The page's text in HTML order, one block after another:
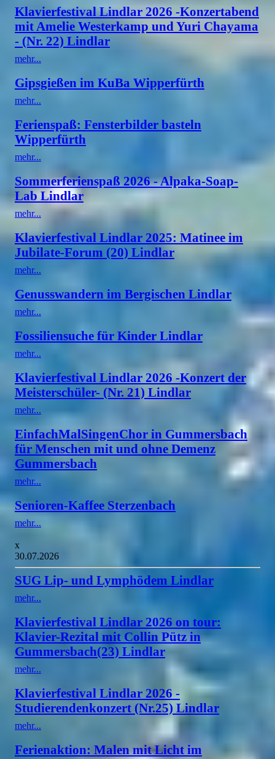
Klavierfestival Lindlar 2026 -Konzertabend
mit Amelie Westerkamp und Yuri Chayama
- (Nr. 22) Lindlar
mehr...
Gipsgießen im KuBa Wipperfürth
mehr...
Ferienspaß: Fensterbilder basteln
Wipperfürth
mehr...
Sommerferienspaß 2026 - Alpaka-Soap-
Lab Lindlar
mehr...
Klavierfestival Lindlar 2025: Matinee im
Jubilate-Forum (20) Lindlar
mehr...
Genusswandern im Bergischen Lindlar
mehr...
Fossiliensuche für Kinder Lindlar
mehr...
Klavierfestival Lindlar 2026 -Konzert der
Meisterschüler- (Nr. 21) Lindlar
mehr...
EinfachMalSingenChor in Gummersbach
für Menschen mit und ohne Demenz
Gummersbach
mehr...
Senioren-Kaffee Sterzenbach
mehr...
x
30.07.2026
SUG Lip- und Lymphödem Lindlar
mehr...
Klavierfestival Lindlar 2026 on tour:
Klavier-Rezital mit Collin Pütz in
Gummersbach(23) Lindlar
mehr...
Klavierfestival Lindlar 2026 -
Studierendenkonzert (Nr.25) Lindlar
mehr...
Ferienaktion: Malen mit Licht im